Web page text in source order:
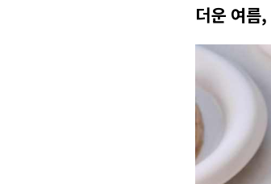
더운 여름,